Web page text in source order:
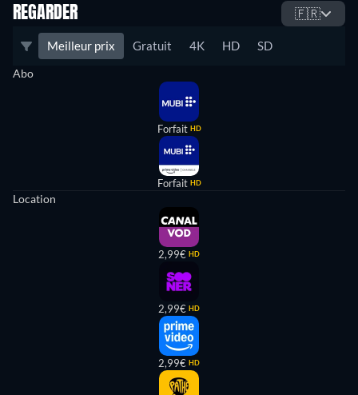
REGARDER 🇫🇷
Meilleur prix Gratuit 4K HD SD
Abo
Forfait HD
Forfait HD
Location
2,99€ HD
2,99€ HD
2,99€ HD